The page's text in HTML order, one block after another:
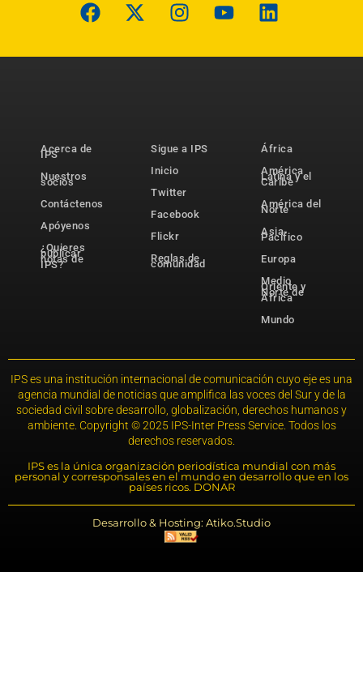
Acerca de
IPS
Nuestros
socios
Contáctenos
Apóyenos
¿Quieres
publicar
notas de
IPS?
Sigue a IPS
Inicio
Twitter
Facebook
Flickr
Reglas de
comunidad
África
América
Latina y el
Caribe
América del
Norte
Asia-
Pacífico
Europa
Medio
Oriente y
Norte de
África
Mundo
IPS es una institución internacional de comunicación cuyo eje es una
agencia mundial de noticias que amplifica las voces del Sur y de la
sociedad civil sobre desarrollo, globalización, derechos humanos y
ambiente. Copyright © 2025 IPS-Inter Press Service. Todos los
derechos reservados.
IPS es la única organización periodística mundial con más
personal y corresponsales en el mundo en desarrollo que en los
países ricos. DONAR
Desarrollo & Hosting: Atiko.Studio